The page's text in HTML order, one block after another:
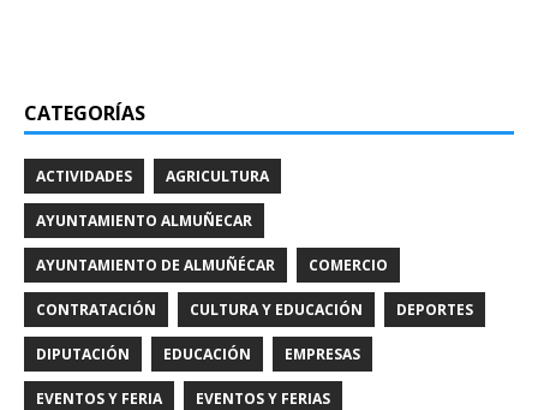
CATEGORÍAS
ACTIVIDADES AGRICULTURA
AYUNTAMIENTO ALMUÑECAR
AYUNTAMIENTO DE ALMUÑÉCAR COMERCIO
CONTRATACIÓN CULTURA Y EDUCACIÓN DEPORTES
DIPUTACIÓN EDUCACIÓN EMPRESAS
EVENTOS Y FERIA EVENTOS Y FERIAS